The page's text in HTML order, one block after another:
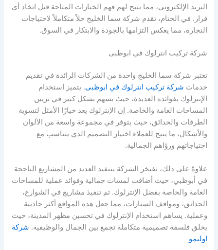
البريد الإلكتروني، مما يتيح لهم فهم الخيارات المتاحة قبل اتخاذ أي
قرار. في الختام، تقدم شركة سما الخليج حلاً متكاملاً لاحتياجات
النجارة، مما يعكس التزامها بالجودة والابتكار في السوق.
شركة تركيب انترلوك في ابوظبى
تعتبر شركة سما الخليج واحدة من الشركات الرائدة في تقديم
خدمات شركة تركيب انترلوك في ابوظبى. يتميز استخدام
الإنترلوك بفوائده العديدة، حيث يسهم بشكل كبير في تزيين
المساحات العامة والخاصة. إن الإنترلوك يعد خيارًا الأمثل لتسوية
الطرقات والحدائق، حيث يتوفر في مجموعة واسعة من الألوان
والأشكال، ما يتيح للعملاء اختيار التصميم الذي يتناسب مع
احتياجاتهم ورؤاهم الجمالية.
علاوةً على ذلك، تفتخر الشركة بتنفيذ العديد من المشاريع الناجحة
في أبوظبي، حيث أضافت لمسات جمالية وفوائد عملية للمساحات
العامة والخاصة بفضل الإنترلوك. تم تنفيذ مشاريع في الشوارع،
الحدائق، ومواقف السيارات، مما جعل هذه المواقع أكثر جاذبية
وعملية. يساهم استخدام الإنترلوك في تحسين مظهر المدينة، حيث
يخلق فلسفة تصميمية متكاملة تجمع بين الجمال والوظيفية. شركة
اوليمو